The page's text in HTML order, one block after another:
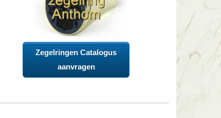
Zegelringen Catalogus
aanvragen